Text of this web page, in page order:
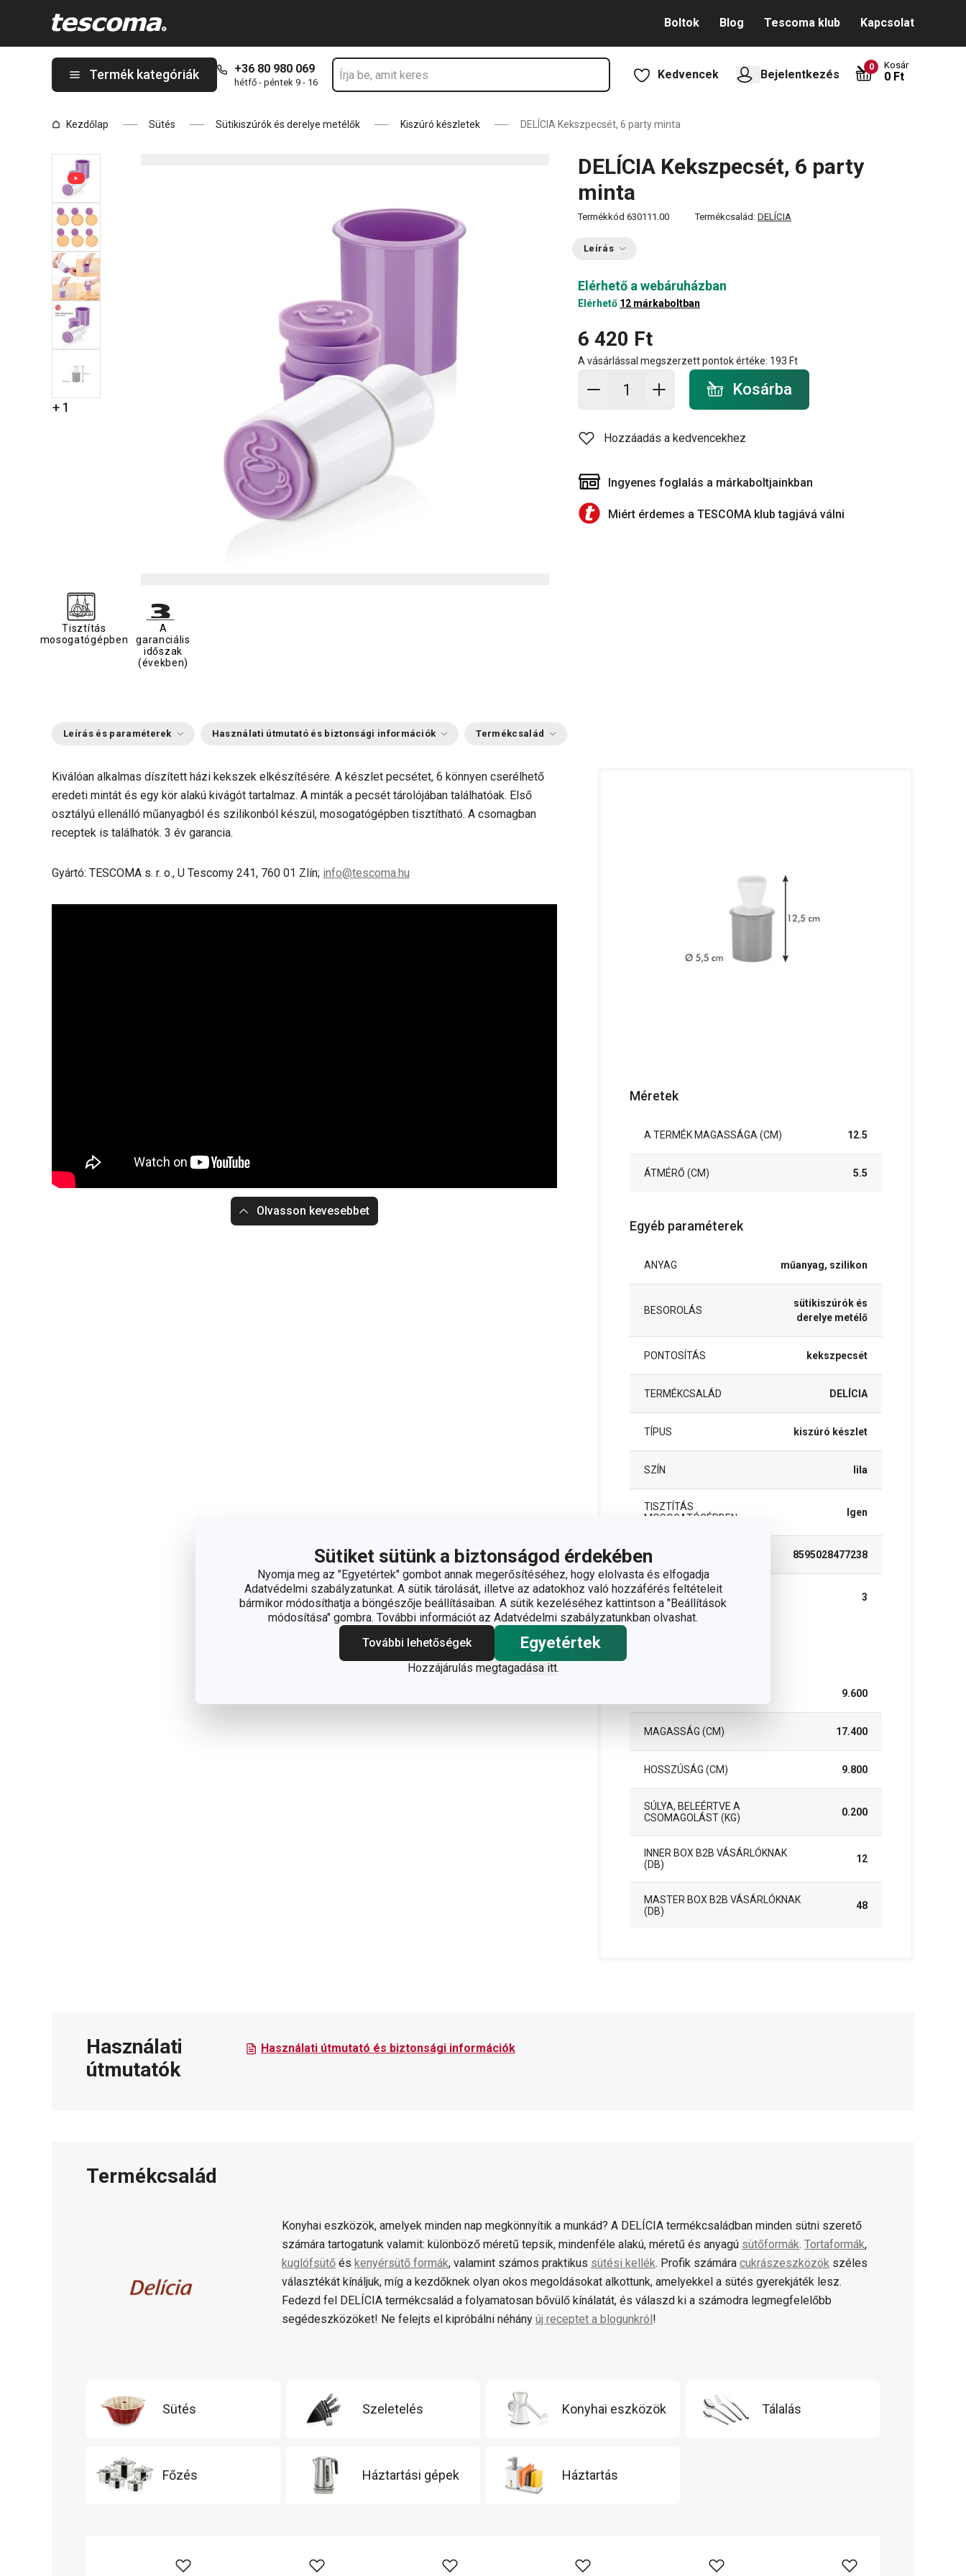
Sütiket sütünk a biztonságod érdekében
Nyomja meg az "Egyetértek" gombot annak megerősítéséhez, hogy elolvasta és elfogadja
Adatvédelmi szabályzatunkat. A sütik tárolását, illetve az adatokhoz való hozzáférés feltételeit
bármikor módosíthatja a böngészője beállításaiban. A sütik kezeléséhez kattintson a "Beállítások
módosítása" gombra. További információt az Adatvédelmi szabályzatunkban olvashat.
További lehetőségek
Egyetértek
Hozzájárulás megtagadása itt.
Boltok Blog Tescoma klub Kapcsolat
Termék kategóriák +36 80 980 069
hétfő - péntek 9 - 16
Kedvencek Bejelentkezés
0 Kosár
0 Ft
Kezdőlap Sütés Sütikiszúrók és derelye metélők Kiszúró készletek DELÍCIA Kekszpecsét, 6 party minta
+ 1
DELÍCIA Kekszpecsét, 6 party
minta
Termékkód 630111.00 Termékcsalád: DELÍCIA
Leírás
Elérhető a webáruházban
Elérhető 12 márkaboltban
6 420 Ft
A vásárlással megszerzett pontok értéke: 193 Ft
Kosárba - mennyiség
Kosárba
Hozzáadás a kedvencekhez
Ingyenes foglalás a márkaboltjainkban
Miért érdemes a TESCOMA klub tagjává válni
Tisztítás
mosogatógépben
A
garanciális
időszak
(években)
Leírás és paraméterek Használati útmutató és biztonsági információk Termékcsalád
Kiválóan alkalmas díszített házi kekszek elkészítésére. A készlet pecsétet, 6 könnyen cserélhető
eredeti mintát és egy kör alakú kivágót tartalmaz. A minták a pecsét tárolójában találhatóak. Első
osztályú ellenálló műanyagból és szilikonból készül, mosogatógépben tisztítható. A csomagban
receptek is találhatók. 3 év garancia.
Gyártó: TESCOMA s. r. o., U Tescomy 241, 760 01 Zlín; info@tescoma.hu
Olvasson kevesebbet
Méretek
A TERMÉK MAGASSÁGA (CM) 12.5
ÁTMÉRŐ (CM) 5.5
Egyéb paraméterek
ANYAG műanyag, szilikon
BESOROLÁS
sütikiszúrók és
derelye metélő
PONTOSÍTÁS kekszpecsét
TERMÉKCSALÁD DELÍCIA
TÍPUS kiszúró készlet
SZÍN lila
TISZTÍTÁS
MOSOGATÓGÉPBEN
Igen
EAN 8595028477238
A GARANCIÁLIS
IDŐSZAK (ÉVEKBEN)
3
9.600
MAGASSÁG (CM) 17.400
HOSSZÚSÁG (CM) 9.800
SÚLYA, BELEÉRTVE A
CSOMAGOLÁST (KG)
0.200
INNER BOX B2B VÁSÁRLÓKNAK
(DB)
12
MASTER BOX B2B VÁSÁRLÓKNAK
(DB)
48
Használati
útmutatók
Használati útmutató és biztonsági információk
Termékcsalád
Konyhai eszközök, amelyek minden nap megkönnyítik a munkád? A DELÍCIA termékcsaládban minden sütni szerető
számára tartogatunk valamit: különböző méretű tepsik, mindenféle alakú, méretű és anyagú sütőformák. Tortaformák,
kuglófsütő és kenyérsütő formák, valamint számos praktikus sütési kellék. Profik számára cukrászeszközök széles
választékát kínáljuk, míg a kezdőknek olyan okos megoldásokat alkottunk, amelyekkel a sütés gyerekjáték lesz.
Fedezd fel DELÍCIA termékcsalád a folyamatosan bővülő kínálatát, és válaszd ki a számodra legmegfelelőbb
segédeszközöket! Ne felejts el kipróbálni néhány új receptet a blogunkról!
Sütés Szeletelés Konyhai eszközök Tálalás
Főzés Háztartási gépek Háztartás